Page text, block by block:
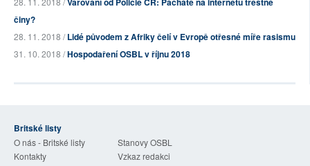
činy?
28. 11. 2018 /Lidé původem z Afriky čelí v Evropě otřesné míře rasismu
31. 10. 2018 /Hospodaření OSBL v říjnu 2018
Britské listy
O nás - Britské listy
Stanovy OSBL
Kontakty
Vzkaz redakci